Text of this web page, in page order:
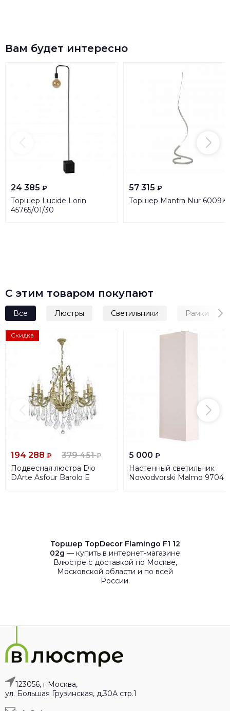
Вам будет интересно
24 385 ₽
Торшер Lucide Lorin
45765/01/30
57 315 ₽
Торшер Mantra Nur 6009K
С этим товаром покупают
Все Люстры Светильники Рамки
Скидка
194 288 ₽ 379 451₽
Подвесная люстра Dio
DArte Asfour Barolo E
5 000 ₽
Настенный светильник
Nowodvorski Malmo 9704
Торшер TopDecor Flamingo F1 12
02g — купить в интернет-магазине
Влюстре с доставкой по Москве,
Московской области и по всей
России.
123056, г.Москва,
ул. Большая Грузинская, д.30А стр.1